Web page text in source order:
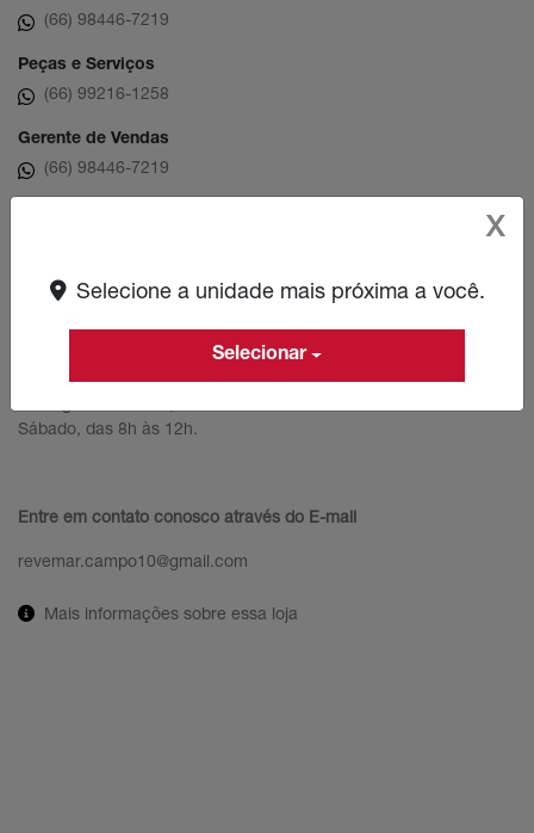
(66) 98446-7219
Peças e Serviços
(66) 99216-1258
Gerente de Vendas
(66) 98446-7219
Gerente de Serviços
Sábado, das 8h às 12h.
Entre em contato conosco através do E-mail
revemar.campo10@gmail.com
Mais informações sobre essa loja
X
Selecione a unidade mais próxima a você.
Selecionar